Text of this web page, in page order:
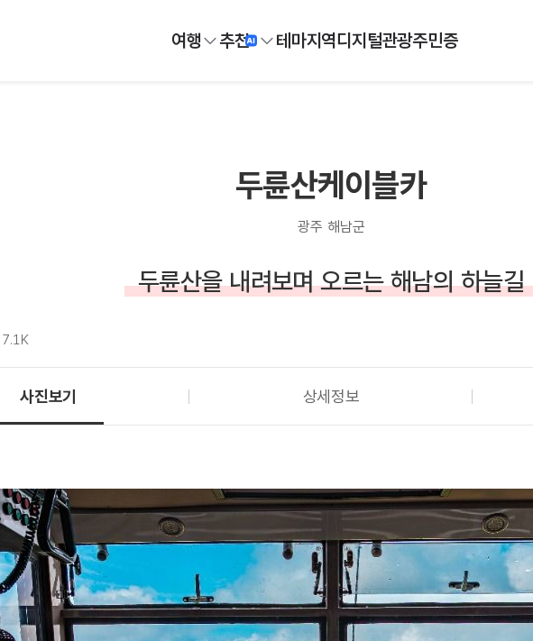
여행 추천 테마지역디지털관광주민증
두륜산케이블카
광주 해남군
두륜산을 내려보며 오르는 해남의 하늘길
7.1K
사진보기 상세정보